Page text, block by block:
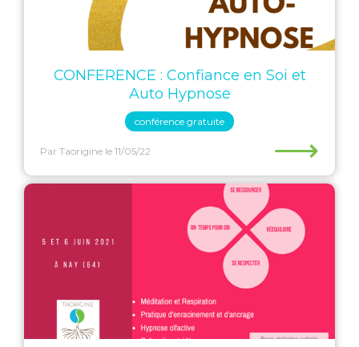
CONFERENCE : Confiance en Soi et
Auto Hypnose
conférence gratuite
Par Taorigine le 11/05/22 ⟶